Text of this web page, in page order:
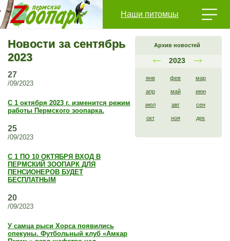
Наши питомцы
Архив новостей
2023
янв фев мар
апр май июн
июл авг сен
окт ноя дек
Новости за сентябрь
2023
27
/09/2023
С 1 октября 2023 г. изменится режим
работы Пермского зоопарка.
25
/09/2023
С 1 ПО 10 ОКТЯБРЯ ВХОД В
ПЕРМСКИЙ ЗООПАРК ДЛЯ
ПЕНСИОНЕРОВ БУДЕТ
БЕСПЛАТНЫМ
20
/09/2023
У самца рыси Хорса появились
опекуны. Футбольный клуб «Амкар